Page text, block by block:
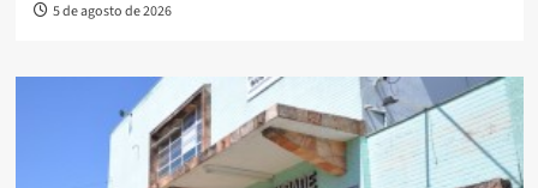
5 de agosto de 2026